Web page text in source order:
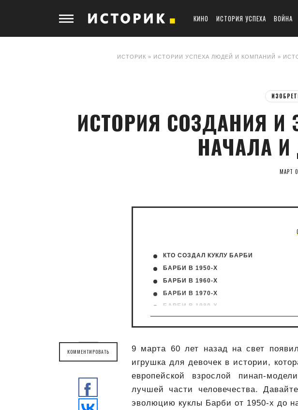
КИНО ИСТОРИЯ УСПЕХА ВОЙНА
ИСТОРИК » ИСТОРИИ УСПЕХА ЛЮДЕЙ И КОМПАНИЙ »
ИСТОРИЯ СОЗДАНИЯ
НАЧАЛА
МАРТ
КТО СОЗДАЛ КУКЛУ БАРБИ
БАРБИ В 1950-Х
БАРБИ В 1960-Х
БАРБИ В 1970-Х
БАРБИ В 1980-Х
БАРБИ В 1990-Х
9 марта 60 лет назад на свет
игрушка для девочек в истории,
европейской взрослой пинап-
лучшей части человечества.
эволюцию куклы Барби от 1950-х до
КОММЕНТИРОВАТЬ